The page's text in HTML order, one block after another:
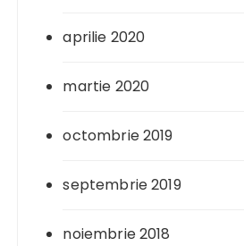
aprilie 2020
martie 2020
octombrie 2019
septembrie 2019
noiembrie 2018